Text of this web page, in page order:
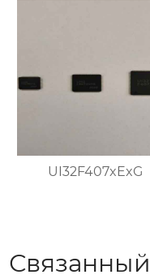
UI32F407xExG
Связанный